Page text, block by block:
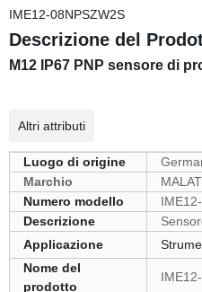
IME12-08NPSZW2S
Descrizione del
M12 IP67 PNP sensore di
Altri attributi
Luogo di origine
Marchio
Numero modello
Descrizione
Applicazione
Nome del
prodotto